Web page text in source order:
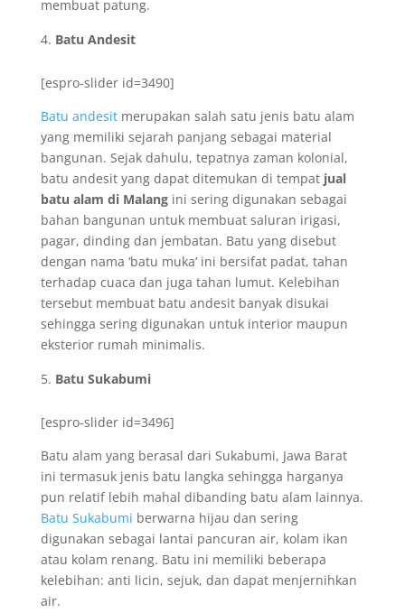
membuat patung.
Batu Andesit
[espro-slider id=3490]
Batu andesitmerupakan salah satu jenis batu alam
yang memiliki sejarah panjang sebagai material
bangunan. Sejak dahulu, tepatnya zaman kolonial,
batu andesit yang dapat ditemukan di tempat jual
batu alam di Malangini sering digunakan sebagai
bahan bangunan untuk membuat saluran irigasi,
pagar, dinding dan jembatan. Batu yang disebut
dengan nama ‘batu muka’ ini bersifat padat, tahan
terhadap cuaca dan juga tahan lumut. Kelebihan
tersebut membuat batu andesit banyak disukai
sehingga sering digunakan untuk interior maupun
eksterior rumah minimalis.
Batu Sukabumi
[espro-slider id=3496]
Batu alam yang berasal dari Sukabumi, Jawa Barat
ini termasuk jenis batu langka sehingga harganya
pun relatif lebih mahal dibanding batu alam lainnya.
Batu Sukabumi berwarna hijau dan sering
digunakan sebagai lantai pancuran air, kolam ikan
atau kolam renang. Batu ini memiliki beberapa
kelebihan: anti licin, sejuk, dan dapat menjernihkan
air.